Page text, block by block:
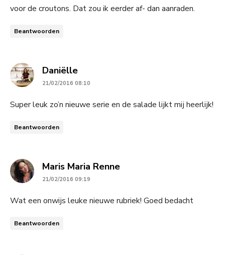
voor de croutons. Dat zou ik eerder af- dan aanraden.
Beantwoorden
Daniëllesays:
21/02/2016 08:10
Super leuk zo’n nieuwe serie en de salade lijkt mij heerlijk!
Beantwoorden
Maris Maria Rennesays:
21/02/2016 09:19
Wat een onwijs leuke nieuwe rubriek! Goed bedacht
Beantwoorden